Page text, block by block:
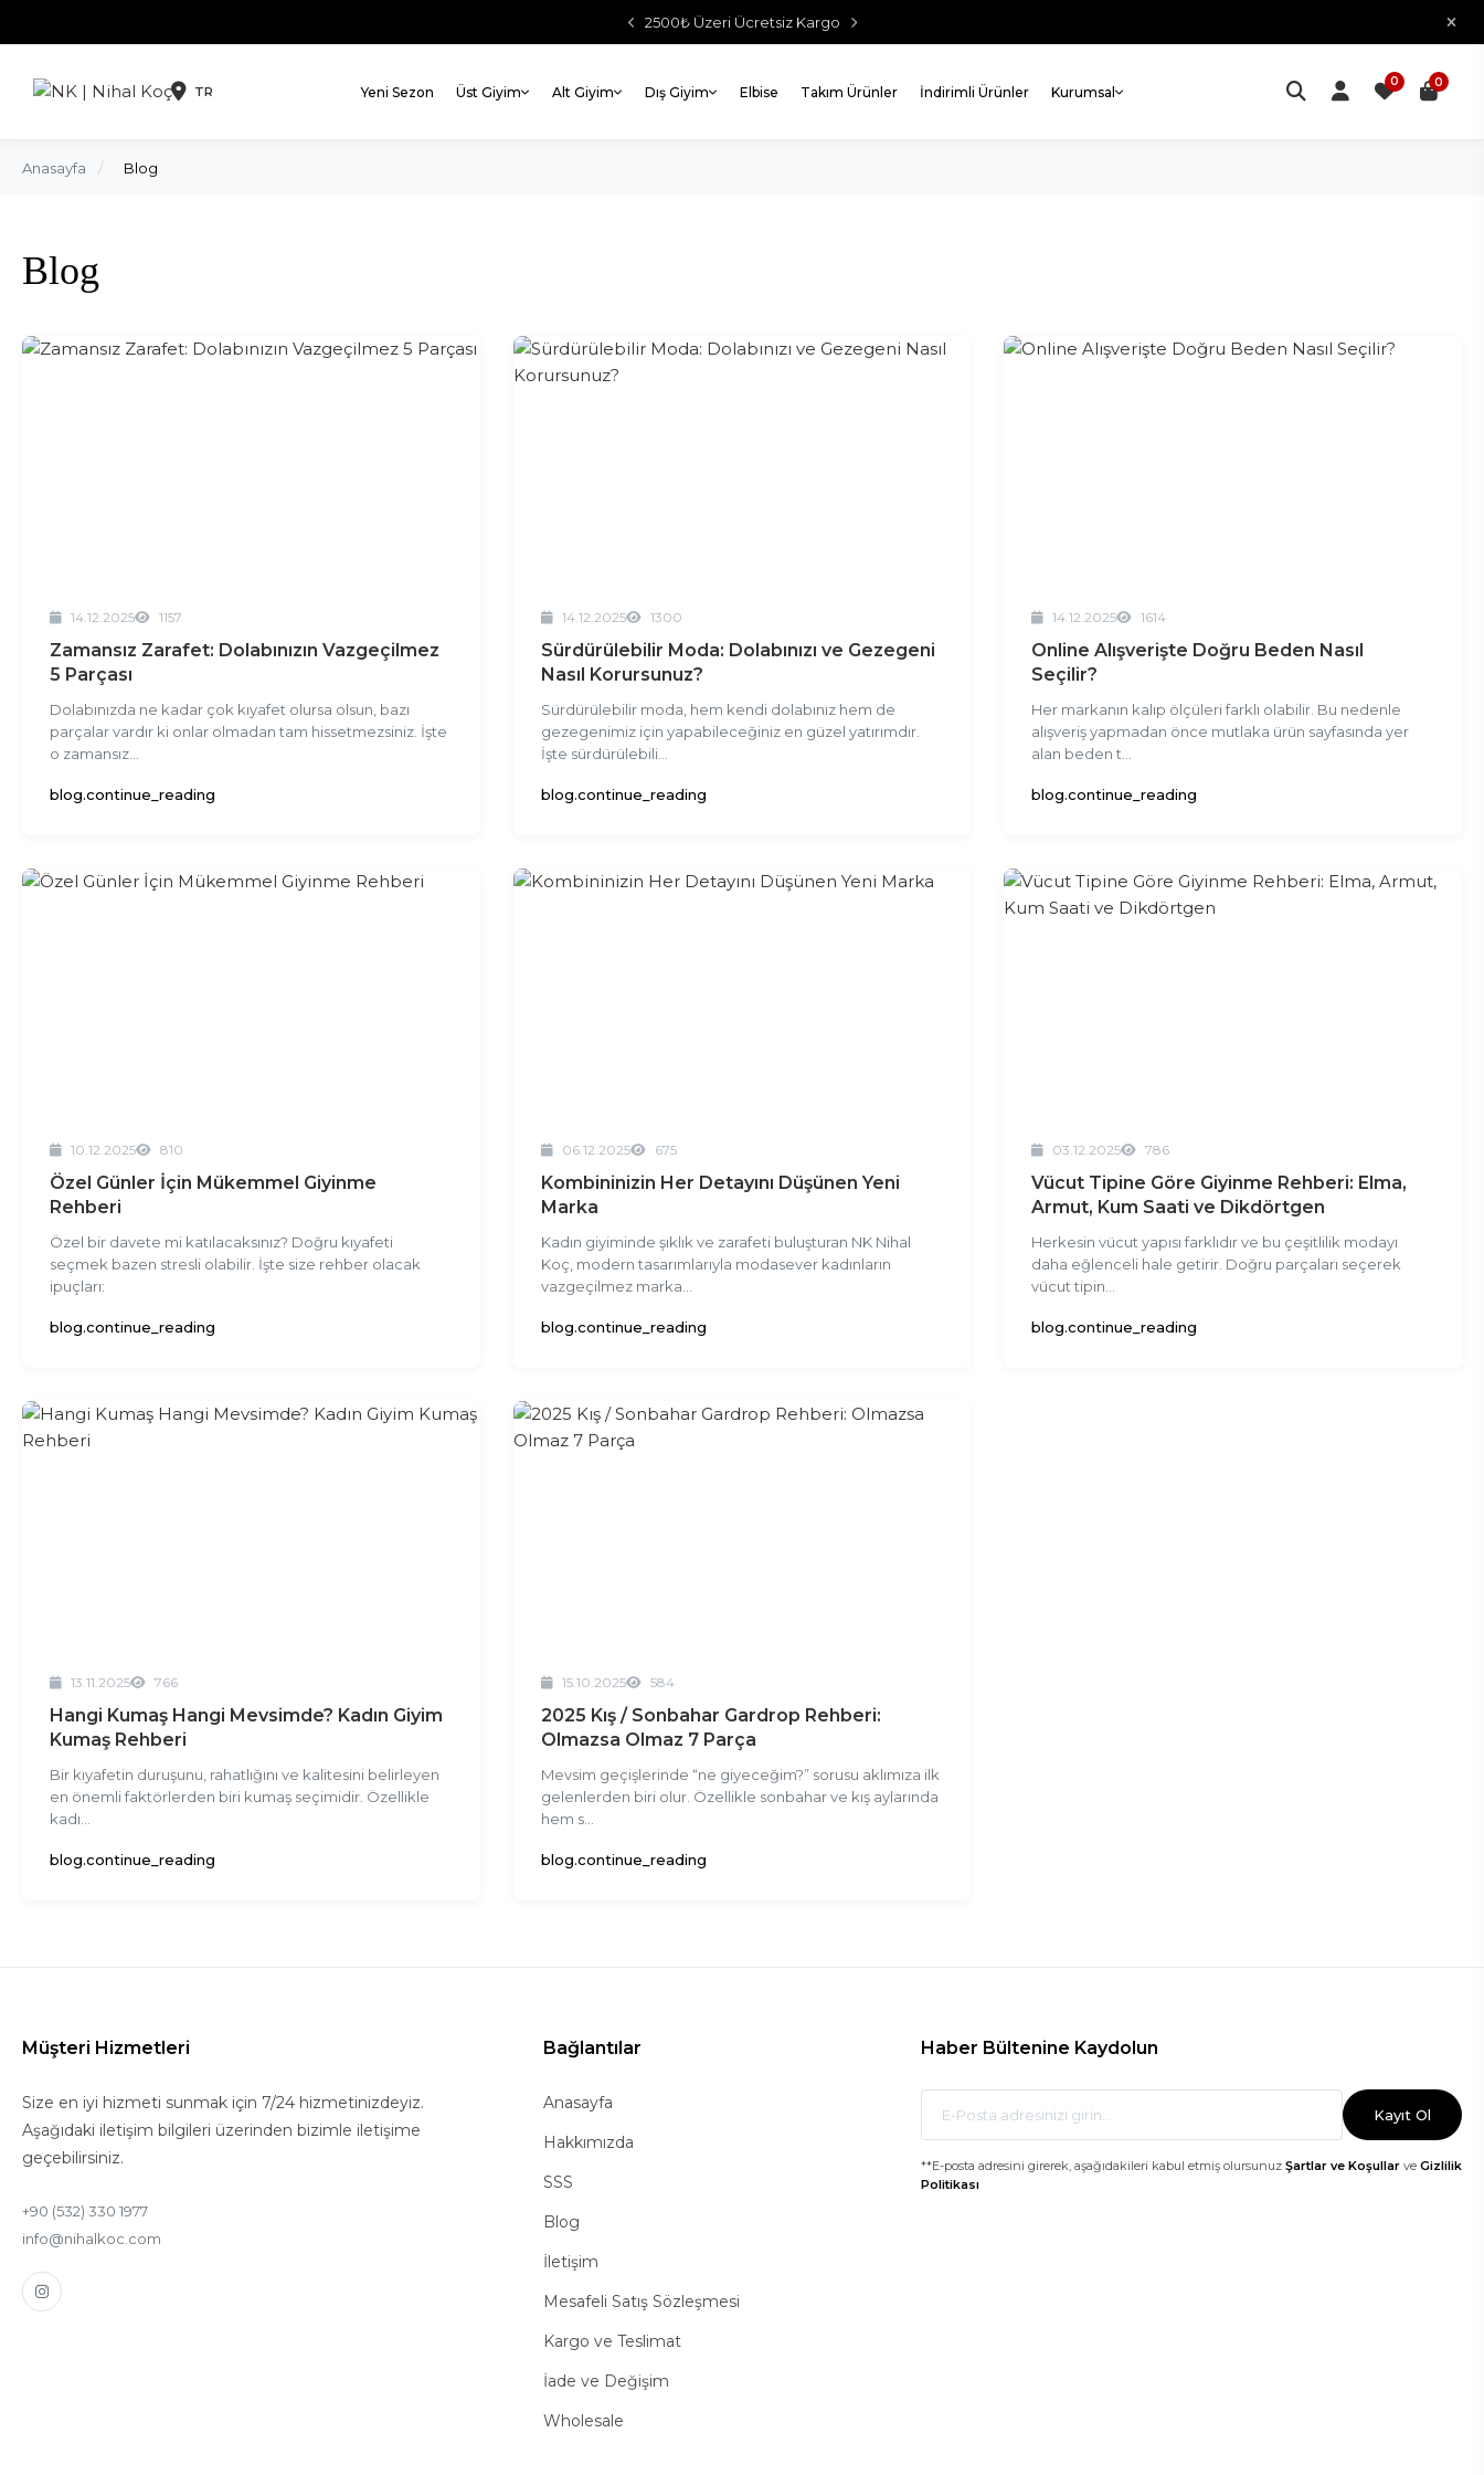
2500₺ Üzeri Ücretsiz Kargo
TR Yeni Sezon Üst Giyim Alt Giyim Dış Giyim Elbise Takım Ürünler İndirimli Ürünler Kurumsal
0 0
Teslimat Ülkesi Seçin
Ürünleri göndereceğimiz ülke: Türkiye
Ülke Seçin
Anasayfa / Blog
Blog
14.12.2025 1157
Zamansız Zarafet: Dolabınızın Vazgeçilmez
5 Parçası
Dolabınızda ne kadar çok kıyafet olursa olsun, bazı
parçalar vardır ki onlar olmadan tam hissetmezsiniz. İşte
o zamansız...
blog.continue_reading
14.12.2025 1300
Sürdürülebilir Moda: Dolabınızı ve Gezegeni
Nasıl Korursunuz?
Sürdürülebilir moda, hem kendi dolabınız hem de
gezegenimiz için yapabileceğiniz en güzel yatırımdır.
İşte sürdürülebili...
blog.continue_reading
14.12.2025 1614
Online Alışverişte Doğru Beden Nasıl
Seçilir?
Her markanın kalıp ölçüleri farklı olabilir. Bu nedenle
alışveriş yapmadan önce mutlaka ürün sayfasında yer
alan beden t...
blog.continue_reading
10.12.2025 810
Özel Günler İçin Mükemmel Giyinme
Rehberi
Özel bir davete mi katılacaksınız? Doğru kıyafeti
seçmek bazen stresli olabilir. İşte size rehber olacak
ipuçları:
blog.continue_reading
06.12.2025 675
Kombininizin Her Detayını Düşünen Yeni
Marka
Kadın giyiminde şıklık ve zarafeti buluşturan NK Nihal
Koç, modern tasarımlarıyla modasever kadınların
vazgeçilmez marka...
blog.continue_reading
03.12.2025 786
Vücut Tipine Göre Giyinme Rehberi: Elma,
Armut, Kum Saati ve Dikdörtgen
Herkesin vücut yapısı farklıdır ve bu çeşitlilik modayı
daha eğlenceli hale getirir. Doğru parçaları seçerek
vücut tipin...
blog.continue_reading
13.11.2025 766
Hangi Kumaş Hangi Mevsimde? Kadın Giyim
Kumaş Rehberi
Bir kıyafetin duruşunu, rahatlığını ve kalitesini belirleyen
en önemli faktörlerden biri kumaş seçimidir. Özellikle
kadı...
blog.continue_reading
15.10.2025 584
2025 Kış / Sonbahar Gardrop Rehberi:
Olmazsa Olmaz 7 Parça
Mevsim geçişlerinde “ne giyeceğim?” sorusu aklımıza ilk
gelenlerden biri olur. Özellikle sonbahar ve kış aylarında
hem s...
blog.continue_reading
Müşteri Hizmetleri
Size en iyi hizmeti sunmak için 7/24 hizmetinizdeyiz.
Aşağıdaki iletişim bilgileri üzerinden bizimle iletişime
geçebilirsiniz.
+90 (532) 330 1977
info@nihalkoc.com
Bağlantılar
Anasayfa
Hakkımızda
SSS
Blog
İletişim
Mesafeli Satış Sözleşmesi
Kargo ve Teslimat
İade ve Değişim
Wholesale
Haber Bültenine Kaydolun
Kayıt Ol
**E-posta adresini girerek, aşağıdakileri kabul etmiş olursunuz Şartlar ve Koşullarve Gizlilik
Politikası